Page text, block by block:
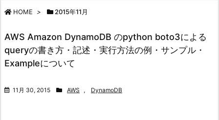
HOME > 2015年11月
AWS Amazon DynamoDB のpython boto3による
queryの書き方・記述・実行方法の例・サンプル・
Exampleについて
11月 30, 2015 AWS , DynamoDB